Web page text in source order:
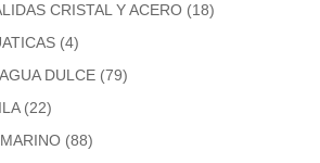
CRISTAL Y ACERO (18)
(4)
DULCE (79)
(22)
(88)